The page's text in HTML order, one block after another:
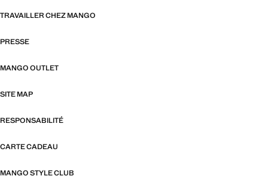
TRAVAILLER CHEZ MANGO
PRESSE
MANGO OUTLET
SITE MAP
RESPONSABILITÉ
CARTE CADEAU
MANGO STYLE CLUB